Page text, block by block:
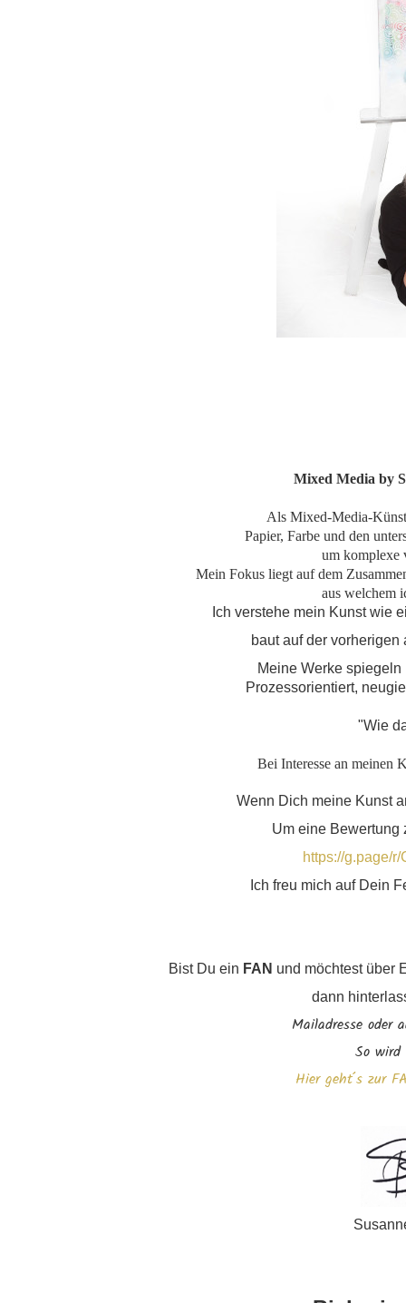
Mixed Media by
Als Mixed-Media-
Papier, Farbe und den
um komplexe
Mein Fokus liegt auf dem
aus welchem
Ich verstehe mein Kunst wie
baut auf der
Meine Werke
Prozessorientiert,
"Wie
Bei Interesse an meinen
Wenn Dich meine Kunst
Um eine
https://g.page/
Ich freu mich auf Dein
Bist Du ein FAN und möchtest über
dann
Mailadresse oder
So
Hier geht´s zur